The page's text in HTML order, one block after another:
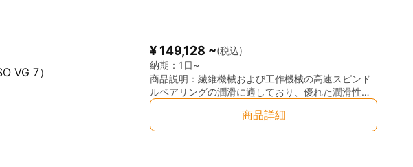
VG 7）
¥ 149,128 ~(税込)
納期： 1日~
商品説明： 繊維機械および工作機械の高速スピンド
ルベアリングの潤滑に適しており、優れた潤滑性と
酸化安定性を有しています。そのため、有害なスラ
ッジや堆積物の生成を抑制し、機器の安定運転に貢
献します。
商品詳細